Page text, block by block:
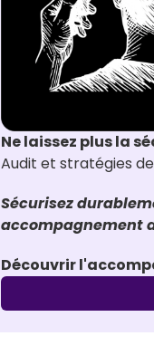
Ne laissez plus la
Audit et stratégies
Sécurisez
accompagnement
Découvrir